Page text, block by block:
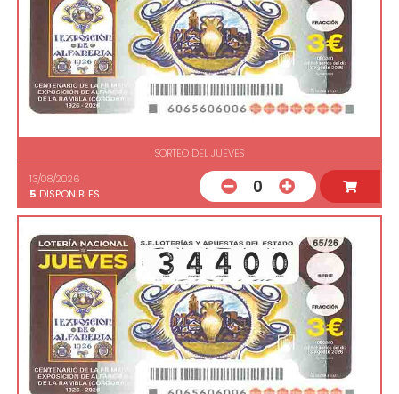
SORTEO DEL JUEVES
13/08/2026
5 DISPONIBLES 0